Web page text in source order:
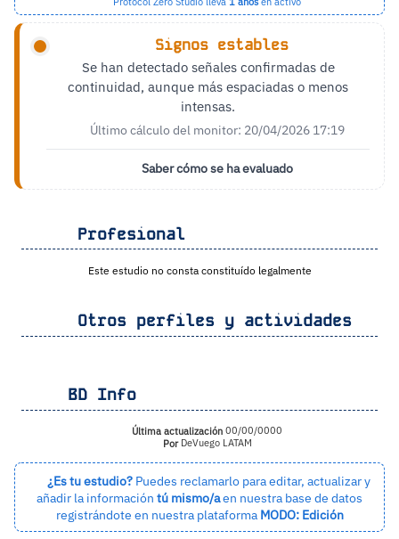
Signos estables
Se han detectado señales confirmadas de
continuidad, aunque más espaciadas o menos
intensas.
Último cálculo del monitor: 20/04/2026 17:19
Saber cómo se ha evaluado
Profesional
Este estudio no consta constituído legalmente
Otros perfiles y actividades
BD Info
Última actualización 00/00/0000
PorDeVuego LATAM
¿Es tu estudio? Puedes reclamarlo para editar, actualizar y
añadir la información tú mismo/aen nuestra base de datos
registrándote en nuestra plataforma MODO: Edición